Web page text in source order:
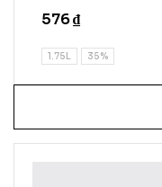
Rated
3.75
5
576₫
1.75L 35%